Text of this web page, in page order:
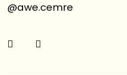
@awe.cemre